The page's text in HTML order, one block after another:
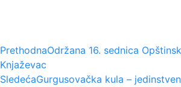
PrethodnaOdržana 16. sednica
Knjaževac
SledećaGurgusovačka kula –